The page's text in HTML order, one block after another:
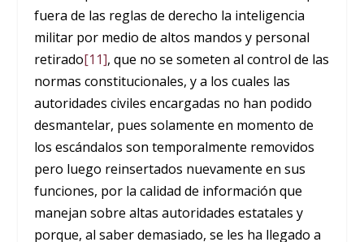
fuera de las reglas de derecho la inteligencia
militar por medio de altos mandos y personal
retirado[11], que no se someten al control de las
normas constitucionales, y a los cuales las
autoridades civiles encargadas no han podido
desmantelar, pues solamente en momento de
los escándalos son temporalmente removidos
pero luego reinsertados nuevamente en sus
funciones, por la calidad de información que
manejan sobre altas autoridades estatales y
porque, al saber demasiado, se les ha llegado a